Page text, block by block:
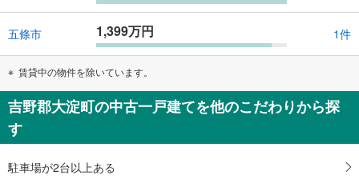
五條市 1,399万円 1件
賃貸中の物件を除いています。
吉野郡大淀町の中古一戸建てを他のこだわりから探
す
駐車場が2台以上ある